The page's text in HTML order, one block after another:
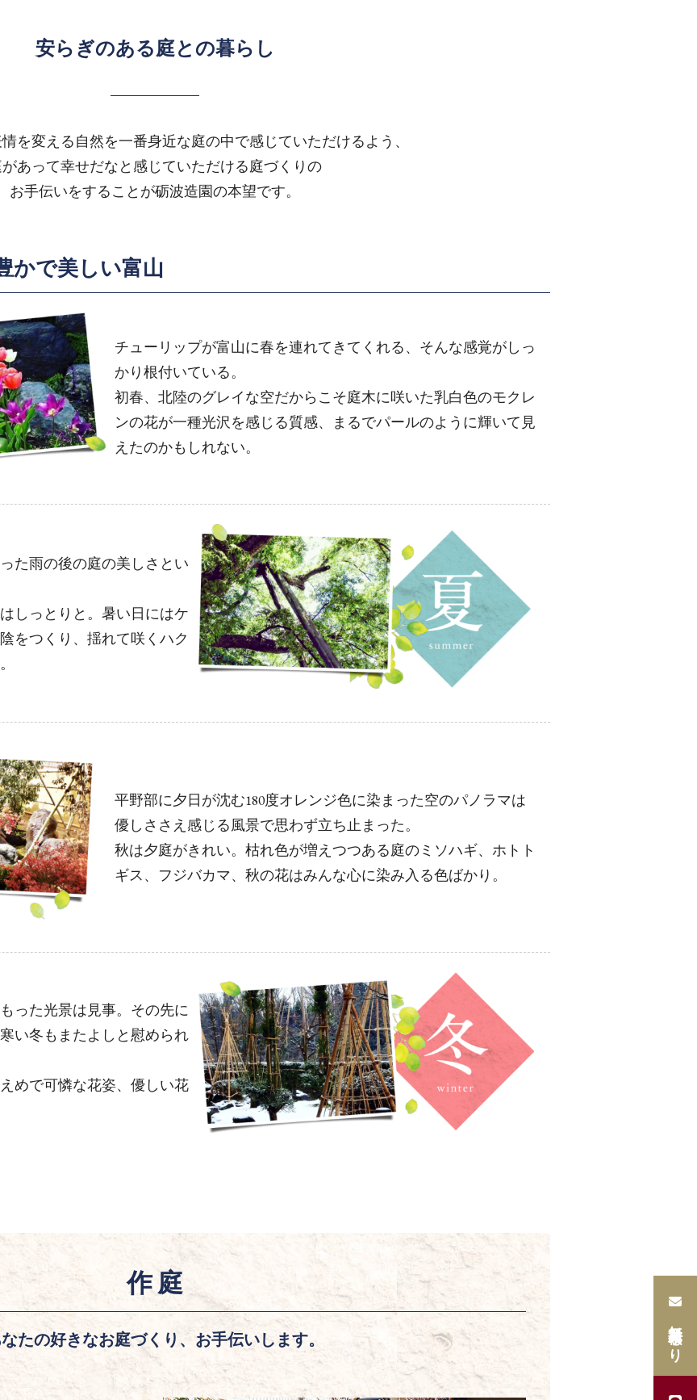
安らぎのある庭との暮らし
を変える自然を一番身近な庭の中で感じていただけるよう、
あって幸せだなと感じていただける庭づくりの
お手伝いをすることが砺波造園の本望です。
かで美しい富山
チューリップが富山に春を連れてきてくれる、そんな感覚がしっ
かり根付いている。
初春、北陸のグレイな空だからこそ庭木に咲いた乳白色のモクレ
ンの花が一種光沢を感じる質感、まるでパールのように輝いて見
えたのかもしれない。
た雨の後の庭の美しさとい
しっとりと。暑い日にはケ
をつくり、揺れて咲くハク
平野部に夕日が沈む180度オレンジ色に染まった空のパノラマは
優しささえ感じる風景で思わず立ち止まった。
秋は夕庭がきれい。枯れ色が増えつつある庭のミソハギ、ホトト
ギス、フジバカマ、秋の花はみんな心に染み入る色ばかり。
った光景は見事。その先に
い冬もまたよしと慰められ
めで可憐な花姿、優しい花
作 庭
たの好きなお庭づくり、お手伝いします。 無料見積もり